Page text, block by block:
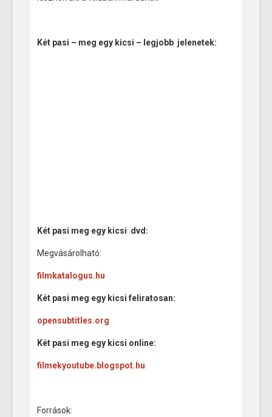
Két pasi – meg egy kicsi – legjobb jelenetek:
Két pasi meg egy kicsi dvd:
Megvásárolható:
filmkatalogus.hu
Két pasi meg egy kicsi feliratosan:
opensubtitles.org
Két pasi meg egy kicsi online:
filmekyoutube.blogspot.hu
Források: